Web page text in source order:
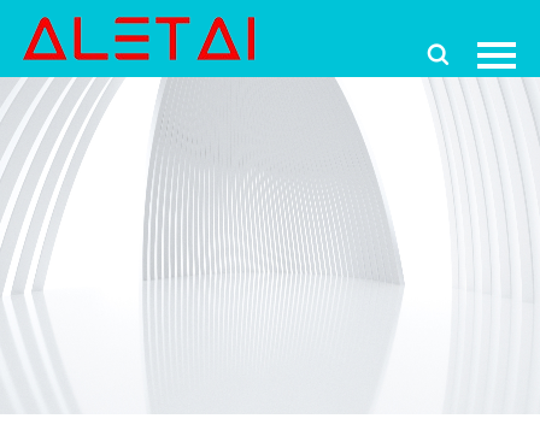

Главная
Продукция
Новости
О Hас
Контакты